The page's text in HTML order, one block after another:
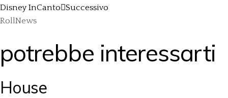
Disney InCanto
Successivo
RollNews
potrebbe interessarti
House